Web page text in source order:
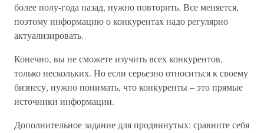
более полу-года назад, нужно повторить. Все меняется,
поэтому информацию о конкурентах надо регулярно
актуализировать.
Конечно, вы не сможете изучить всех конкурентов,
только нескольких. Но если серьезно относиться к своему
бизнесу, нужно понимать, что конкуренты – это прямые
источники информации.
Дополнительное задание для продвинутых: сравните себя